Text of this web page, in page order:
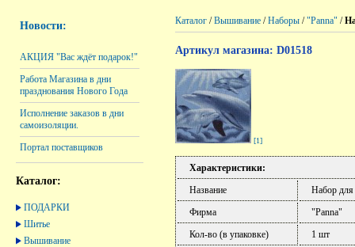
Новости:
АКЦИЯ "Вас ждёт подарок!"
Работа Магазина в дни
празднования Нового Года
Исполнение заказов в дни
самоизоляции.
Портал поставщиков
Каталог:
ПОДАРКИ
Шитье
Вышивание
Каталог /Вышивание /Наборы /"Panna" /
Артикул магазина: D01518
[1]
Характеристики:
Название
Набор
Фирма
"Panna"
Кол-во (в упаковке)
1 шт